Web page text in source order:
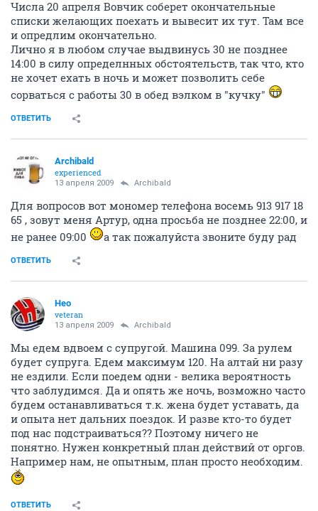
Числа 20 апреля Вовчик соберет окончательные
списки желающих поехать и вывесит их тут. Там все
и опредлим окончательно.
Лично я в любом случае выдвинусь 30 не позднее
14:00 в силу определнных обстоятельств, так что, кто
не хочет ехать в ночь и может позволить себе
сорваться с работы 30 в обед вэлком в "кучку"
ОТВЕТИТЬ
Archibald
experienced
13 апреля 2009 Archibald
Для вопросов вот мономер телефона восемь 913 917 18
65 , зовут меня Артур, одна просьба не позднее 22:00, и
не ранее 09:00
а так пожалуйста звоните буду рад
ОТВЕТИТЬ
Heo
veteran
13 апреля 2009 Archibald
Мы едем вдвоем с супругой. Машина 099. За рулем
будет супруга. Едем максимум 120. На алтай ни разу
не ездили. Если поедем одни - велика вероятность
что заблудимся. Да и опять же ночь, возможно часто
будем останавливаться т.к. жена будет уставать, да
и опыта нет дальних поездок. И разве кто-то будет
под нас подстраиваться?? Поэтому ничего не
понятно. Нужен конкретный план действий от оргов.
Например нам, не опытным, план просто необходим.
ОТВЕТИТЬ